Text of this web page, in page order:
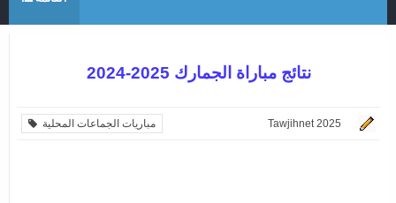
نتائج مباراة الجمارك 2025-2024
Tawjihnet 2025 مباريات الجماعات المحلية